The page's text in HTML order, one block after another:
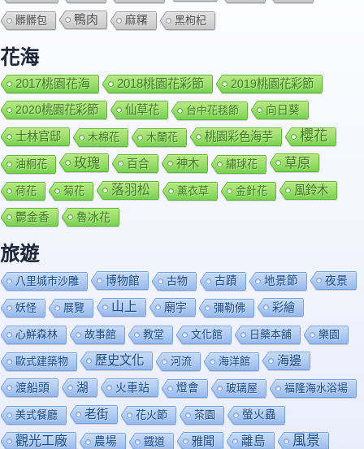
髒髒包 鴨肉 麻糬 黑枸杞
花海
2017桃園花海 2018桃園花彩節
2019桃園花彩節
2020桃園花彩節
仙草花 台中花毯節 向日葵
士林官邸 木棉花 木蘭花 桃園彩色海芋 櫻花
油桐花 玫瑰 百合 神木 繡球花 草原
荷花 菊花 落羽松 薰衣草 金針花 風鈴木
鬱金香 魯冰花
旅遊
八里城市沙雕 博物館 古物 古蹟 地景節 夜景
妖怪 展覽 山上 廟宇 彌勒佛 彩繪
心鮮森林 故事館 教堂 文化館 日藥本舖 樂園
歐式建築物 歷史文化 河流 海洋館 海邊
渡船頭 湖 火車站 燈會 玻璃屋 福隆海水浴場
美式餐廳 老街 花火節 茶園 螢火蟲
觀光工廠 農場 鐡道 雅聞 離島 風景